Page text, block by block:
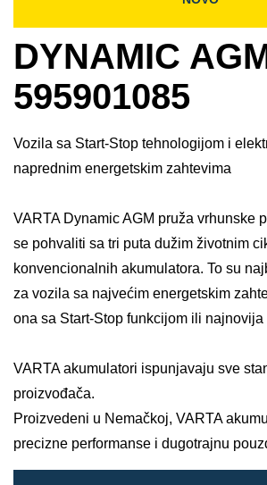
DYNAMIC
595901085
Vozila sa Start-Stop tehnologijom i
naprednim energetskim zahtevima
VARTA Dynamic AGM pruža vrhunske
se pohvaliti sa tri puta dužim životnim
konvencionalnih akumulatora. To su
za vozila sa najvećim energetskim
ona sa Start-Stop funkcijom ili najnovija
VARTA akumulatori ispunjavaju sve
proizvođača.​
Proizvedeni u Nemačkoj, VARTA
precizne performanse i dugotrajnu